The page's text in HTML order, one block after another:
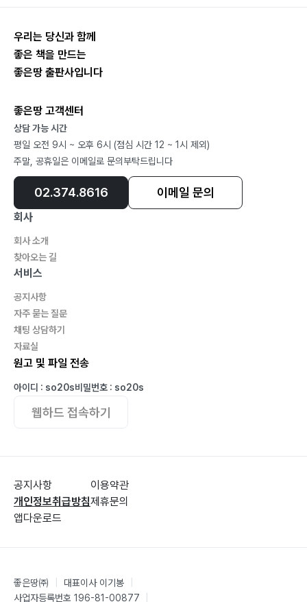
우리는 당신과 함께
좋은 책을 만드는
좋은땅 출판사입니다
좋은땅 고객센터
상담 가능 시간
평일 오전 9시 ~ 오후 6시 (점심 시간 12 ~ 1시 제외)
주말, 공휴일은 이메일로 문의부탁드립니다
02.374.8616 이메일 문의
회사
회사 소개
찾아오는 길
서비스
공지사항
자주 묻는 질문
채팅 상담하기
자료실
원고 및 파일 전송
아이디 : so20s비밀번호 : so20s
웹하드 접속하기
공지사항
개인정보취급방침
앱다운로드
이용약관
제휴문의
좋은땅㈜ 대표이사 이기봉
사업자등록번호 196-81-00877